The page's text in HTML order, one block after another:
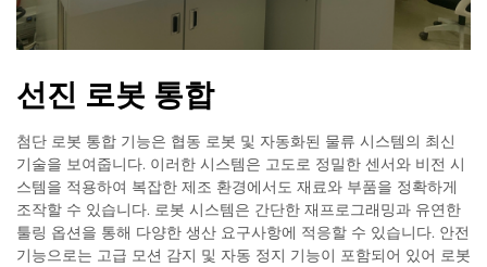
선진 로봇 통합
첨단 로봇 통합 기능은 협동 로봇 및 자동화된 물류 시스템의 최신
기술을 보여줍니다. 이러한 시스템은 고도로 정밀한 센서와 비전 시
스템을 적용하여 복잡한 제조 환경에서도 재료와 부품을 정확하게
조작할 수 있습니다. 로봇 시스템은 간단한 재프로그래밍과 유연한
툴링 옵션을 통해 다양한 생산 요구사항에 적응할 수 있습니다. 안전
기능으로는 고급 모션 감지 및 자동 정지 기능이 포함되어 있어 로봇